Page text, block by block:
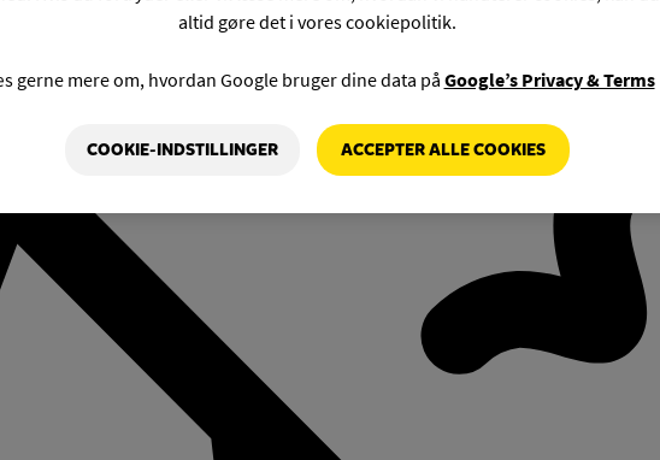
altid gøre det i vores cookiepolitik.
gerne mere om, hvordan Google bruger dine data på Google’s Privacy & Terms
COOKIE-INDSTILLINGER ACCEPTER ALLE COOKIES